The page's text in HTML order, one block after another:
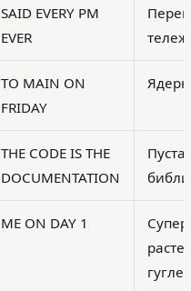
SAID EVERY PM
EVER
TO MAIN ON
FRIDAY
THE CODE IS THE
DOCUMENTATION
ME ON DAY 1